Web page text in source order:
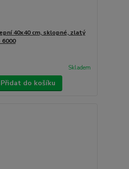
40x40 cm, sklopné, zlatý
6000
Skladem
Přidat do košíku